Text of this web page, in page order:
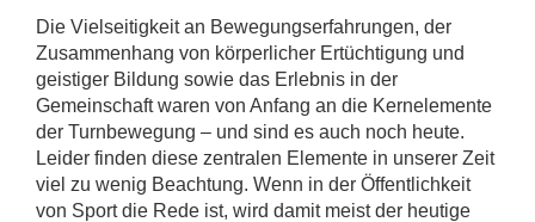
Die Vielseitigkeit an Bewegungserfahrungen, der
Zusammenhang von körperlicher Ertüchtigung und
geistiger Bildung sowie das Erlebnis in der
Gemeinschaft waren von Anfang an die Kernelemente
der Turnbewegung – und sind es auch noch heute.
Leider finden diese zentralen Elemente in unserer Zeit
viel zu wenig Beachtung. Wenn in der Öffentlichkeit
von Sport die Rede ist, wird damit meist der heutige